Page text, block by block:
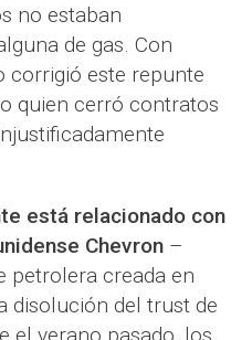
no estaban
de gas. Con
corrigió este repunte
quien cerró contratos
está relacionado con
Chevron –
petrolera creada en
disolución del trust de